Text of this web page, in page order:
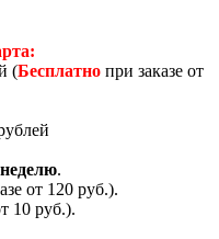
(Бесплатно при заказе от
.
от 120 руб.).
10 руб.).